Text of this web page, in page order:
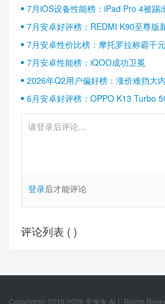
7月iOS设备性能榜：iPad Pro 4被踢
7月安卓好评榜：REDMI K90至尊版
半壁江山
7月安卓性价比榜：摩托罗拉称霸千
7月安卓性能榜：iQOO成功卫冕
2026年Q2用户偏好榜：涨价难挡大
6月安卓好评榜：OPPO K13 Turbo
登录后才能评论
评论列表 ( )
Copyright© 2010-2026 安兔兔 ALL Rights